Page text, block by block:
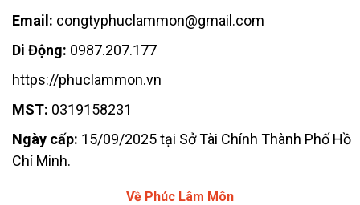
Email: congtyphuclammon@gmail.com
Di Động: 0987.207.177
https://phuclammon.vn
MST: 0319158231
Ngày cấp: 15/09/2025 tại Sở Tài Chính Thành Phố Hồ
Chí Minh.
Về Phúc Lâm Môn